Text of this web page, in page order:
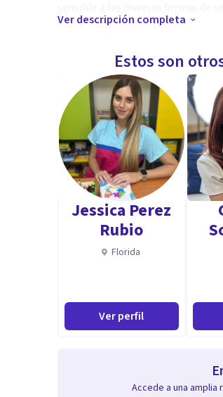
Somos un equipo de terapeutas
Somos especialistas en
Ver descripción completa
Estos son
Jessica Perez
Rubio
Florida
Ver perfil
Accede a una